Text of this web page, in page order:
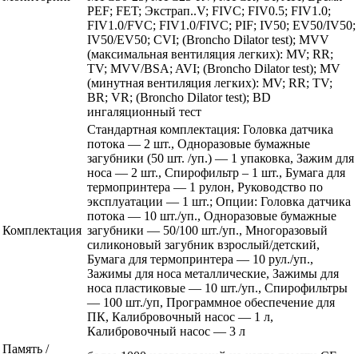
PEF; FET; Экстрап..V; FIVC; FIV0.5; FIV1.0;
FIV1.0/FVC; FIV1.0/FIVС; PIF; IV50; EV50/IV50;
IV50/EV50; CVI; (Broncho Dilator test); MVV
(максимальная вентиляция легких): MV; RR;
TV; MVV/BSA; AVI; (Broncho Dilator test); MV
(минутная вентиляция легких): MV; RR; TV;
BR; VR; (Broncho Dilator test); BD
ингаляционный тест
Комплектация
Стандартная комплектация: Головка датчика
потока — 2 шт., Одноразовые бумажные
загубники (50 шт. /уп.) — 1 упаковка, Зажим для
носа — 2 шт., Спирофильтр – 1 шт., Бумага для
термопринтера — 1 рулон, Руководство по
эксплуатации — 1 шт.; Опции: Головка датчика
потока — 10 шт./уп., Одноразовые бумажные
загубники — 50/100 шт./уп., Многоразовый
силиконовый загубник взрослый/детский,
Бумага для термопринтера — 10 рул./уп.,
Зажимы для носа металлические, Зажимы для
носа пластиковые — 10 шт./уп., Спирофильтры
— 100 шт./уп, Программное обеспечение для
ПК, Калибровочный насос — 1 л,
Калибровочный насос — 3 л
Память /